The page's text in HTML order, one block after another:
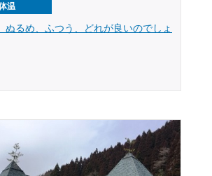
温
ぬるめ、ふつう、どれが良いのでしょ